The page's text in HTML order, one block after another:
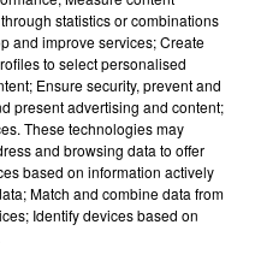
statistics or combinations
and improve services; Create
to select personalised
Ensure security, prevent and
present advertising and content;
These technologies may
and browsing data to offer
based on information actively
Match and combine data from
Identify devices based on